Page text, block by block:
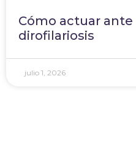
Cómo actuar
dirofilariosis
julio 1, 2026